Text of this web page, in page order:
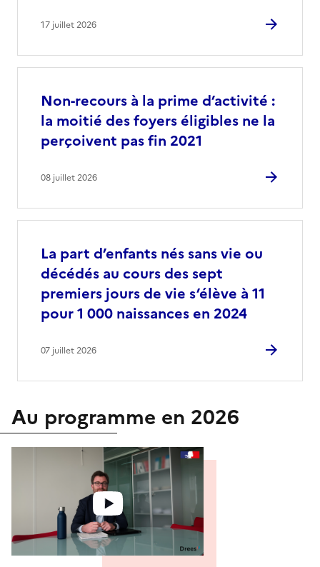
17 juillet 2026
Non-recours à la prime d’activité :
la moitié des foyers éligibles ne la
perçoivent pas fin 2021
08 juillet 2026
La part d’enfants nés sans vie ou
décédés au cours des sept
premiers jours de vie s’élève à 11
pour 1 000 naissances en 2024
07 juillet 2026
Au programme en 2026